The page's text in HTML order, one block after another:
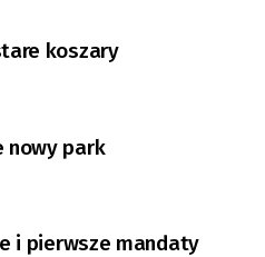
koszary
nowy park
i pierwsze mandaty